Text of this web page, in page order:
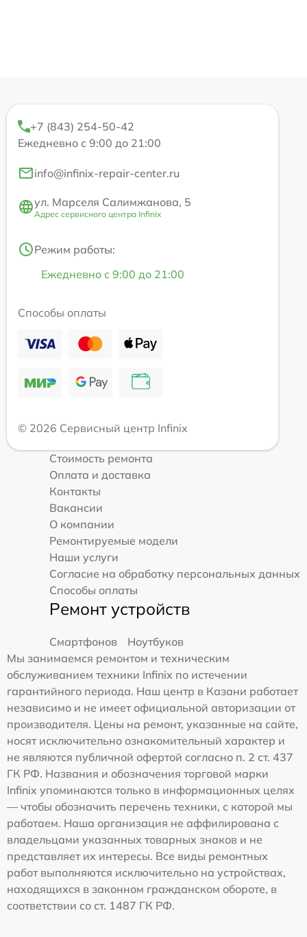
+7 (843) 254-50-42
Ежедневно с 9:00 до 21:00
info@infinix-repair-center.ru
ул. Марселя Салимжанова, 5
Адрес сервисного центра Infinix
Режим работы:
Ежедневно с 9:00 до 21:00
Способы оплаты
© 2026 Сервисный центр Infinix
Стоимость ремонта
Оплата и доставка
Контакты
Вакансии
О компании
Ремонтируемые модели
Наши услуги
Согласие на обработку персональных данных
Способы оплаты
Ремонт устройств
Смартфонов
Ноутбуков
Мы занимаемся ремонтом и техническим
обслуживанием техники Infinix по истечении
гарантийного периода. Наш центр в Казани работает
независимо и не имеет официальной авторизации от
производителя. Цены на ремонт, указанные на сайте,
носят исключительно ознакомительный характер и
не являются публичной офертой согласно п. 2 ст. 437
ГК РФ. Названия и обозначения торговой марки
Infinix упоминаются только в информационных целях
— чтобы обозначить перечень техники, с которой мы
работаем. Наша организация не аффилирована с
владельцами указанных товарных знаков и не
представляет их интересы. Все виды ремонтных
работ выполняются исключительно на устройствах,
находящихся в законном гражданском обороте, в
соответствии со ст. 1487 ГК РФ.